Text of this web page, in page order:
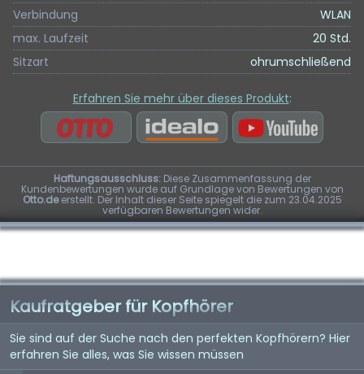
Verbindung
WLAN
max. Laufzeit
20 Std.
Sitzart
ohrumschließend
Erfahren Sie mehr über dieses Produkt:
Haftungsausschluss:Diese Zusammenfassung der
Kundenbewertungen wurde auf Grundlage von Bewertungen von
Otto.deerstellt. Der Inhalt dieser Seite spiegelt die zum 23.04.2025
verfügbaren Bewertungen wider.
Kaufratgeber für Kopfhörer
Sie sind auf der Suche nach den perfekten Kopfhörern? Hier
erfahren Sie alles, was Sie wissen müssen